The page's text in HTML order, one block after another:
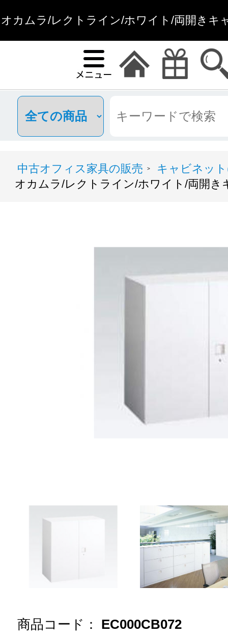
オカムラ/レクトライン/ホワイト/両開きキ
販
中古オフィス家具の販売 >
キャビネッ
オカムラ/レクトライン/ホワイト/両開き
商品コード： EC000CB072